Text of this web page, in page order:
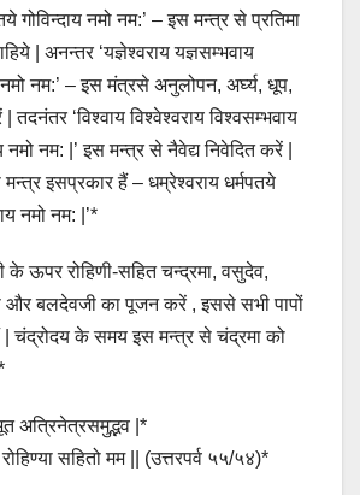
गोविन्दाय नमो नम:’ – इस मन्त्र से प्रतिमा
| अनन्तर ‘यज्ञेश्वराय यज्ञसम्भवाय
नमो नम:’ – इस मंत्रसे अनुलोपन, अर्घ्य, धूप,
तदनंतर ‘विश्वाय विश्वेश्वराय विश्वसम्भवाय
नमो नम: |’ इस मन्त्र से नैवेद्य निवेदित करें |
इसप्रकार हैं – धम्रेश्वराय धर्मपतये
नमो नम: |’*
के ऊपर रोहिणी-सहित चन्द्रमा, वसुदेव,
और बलदेवजी का पूजन करें , इससे सभी पापों
| चंद्रोदय के समय इस मन्त्र से चंद्रमा को
अत्रिनेत्रसमुद्भव |*
सहितो मम || (उत्तरपर्व ५५/५४)*